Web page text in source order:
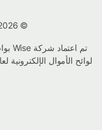
لوائح الأموال الإلكترونية لعام 2011، مرجع الشركة